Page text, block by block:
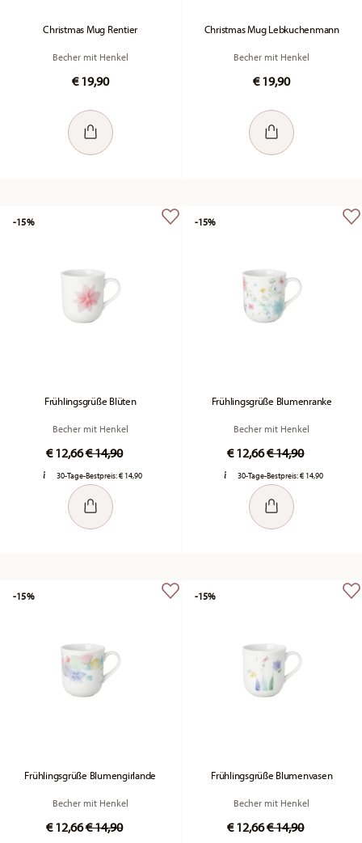
Christmas Mug Rentier
Becher mit Henkel
€ 19,90
Christmas Mug Lebkuchenmann
Becher mit Henkel
€ 19,90
Frühlingsgrüße Blüten
Becher mit Henkel
€ 12,66Price reduced from
€ 14,90to
30-Tage-Bestpreis:€ 14,90
-15%
Frühlingsgrüße Blumenranke
Becher mit Henkel
€ 12,66Price reduced
€ 14,90to
30-Tage-Bestpreis:€ 14,90
-15%
Frühlingsgrüße Blumengirlande
Becher mit Henkel
€ 12,66Price reduced from
€ 14,90to
-15%
Frühlingsgrüße Blumenvasen
Becher mit Henkel
€ 12,66Price reduced
€ 14,90to
-15%